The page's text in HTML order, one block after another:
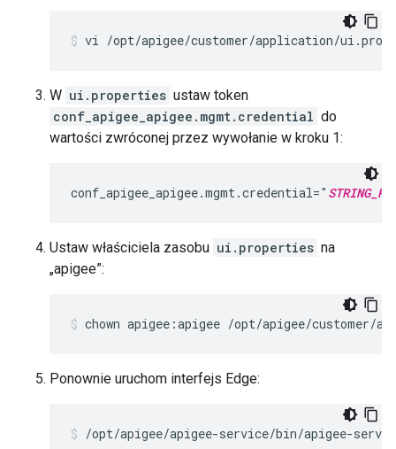
vi /opt/apigee/customer/application/
W ui.properties ustaw token
conf_apigee_apigee.mgmt.credential do
wartości zwróconej przez wywołanie w kroku 1:
conf_apigee_apigee.mgmt.credential="
Ustaw właściciela zasobu ui.properties na
„apigee”:
chown apigee:apigee /opt/apigee/customer/
Ponownie uruchom interfejs Edge:
/opt/apigee/apigee-service/bin/apigee-